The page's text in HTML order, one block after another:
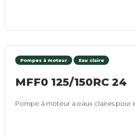
Pompes à moteur Eau claire
MFF0 125/150RC 24
Pompe à moteur a eaux claires pour